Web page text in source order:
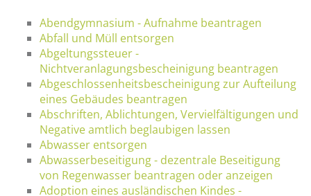
Abendgymnasium - Aufnahme beantragen
Abfall und Müll entsorgen
Abgeltungssteuer -
Nichtveranlagungsbescheinigung beantragen
Abgeschlossenheitsbescheinigung zur Aufteilung
eines Gebäudes beantragen
Abschriften, Ablichtungen, Vervielfältigungen und
Negative amtlich beglaubigen lassen
Abwasser entsorgen
Abwasserbeseitigung - dezentrale Beseitigung
von Regenwasser beantragen oder anzeigen
Adoption eines ausländischen Kindes -